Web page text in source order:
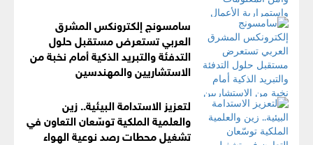
سامسونج إلكترونكس المشرق
العربي تستعرض مستقبل حلول
التدفئة والتبريد الذكية أمام نخبة من
الاستشاريين والمهندسين
لتعزيز الاستدامة البيئية.. زين
والعلمية الملكية توسّعان التعاون في
تشغيل محطات رصد نوعية الهواء